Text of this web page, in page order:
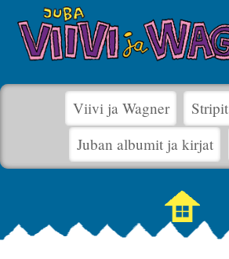
Viivi ja Wagner Stripit
Juban albumit ja kirjat